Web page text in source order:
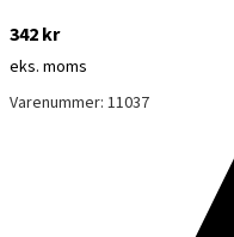
342kr
eks. moms
Varenummer: 11037